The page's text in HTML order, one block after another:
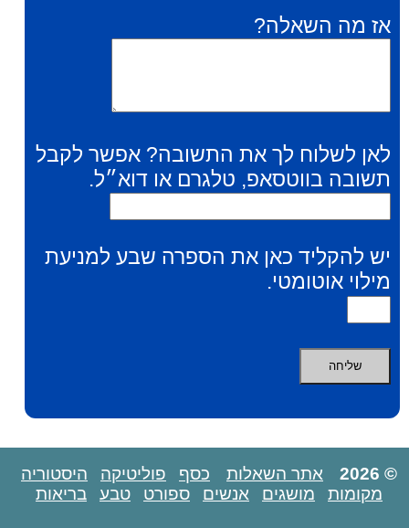
אז מה השאלה?
לאן לשלוח לך את התשובה? אפשר לקבל
תשובה בווטסאפ, טלגרם או דוא״ל.
יש להקליד כאן את הספרה שבע למניעת
מילוי אוטומטי.
© 2026 אתר השאלות כסף פוליטיקה
היסטוריה
מקומות
מושגים אנשים ספורט טבע בריאות